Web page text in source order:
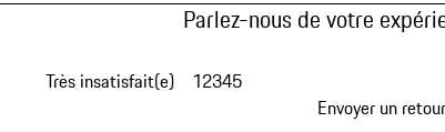
Parlez-nous de votre
Très insatisfait(e) 12345
Envoyer un retour